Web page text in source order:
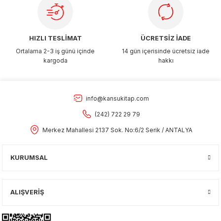
HIZLI TESLİMAT
Ortalama 2-3 iş günü içinde
kargoda
ÜCRETSİZ İADE
14 gün içerisinde ücretsiz iade
hakkı
info@kansukitap.com
(242) 722 29 79
Merkez Mahallesi 2137 Sok. No:6/2 Serik / ANTALYA
KURUMSAL
ALIŞVERİŞ